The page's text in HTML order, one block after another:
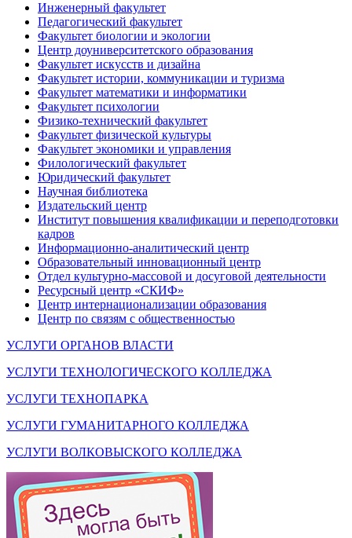
Инженерный факультет
Педагогический факультет
Факультет биологии и экологии
Центр доуниверситетского образования
Факультет искусств и дизайна
Факультет истории, коммуникации и туризма
Факультет математики и информатики
Факультет психологии
Физико-технический факультет
Факультет физической культуры
Факультет экономики и управления
Филологический факультет
Юридический факультет
Научная библиотека
Издательский центр
Институт повышения квалификации и переподготовки
кадров
Информационно-аналитический центр
Образовательный инновационный центр
Отдел культурно-массовой и досуговой деятельности
Ресурсный центр «СКИФ»
Центр интернационализации образования
Центр по связям с общественностью
УСЛУГИ ОРГАНОВ ВЛАСТИ
УСЛУГИ ТЕХНОЛОГИЧЕСКОГО КОЛЛЕДЖА
УСЛУГИ ТЕХНОПАРКА
УСЛУГИ ГУМАНИТАРНОГО КОЛЛЕДЖА
УСЛУГИ ВОЛКОВЫСКОГО КОЛЛЕДЖА